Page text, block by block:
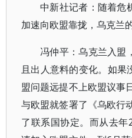
中新社记者：随着危
加速向欧盟靠拢，乌克兰
冯仲平：乌克兰入盟
且出人意料的变化。如果
盟问题远提不上欧盟议事
与欧盟就签署了《乌欧行
了联系国协定。而从去